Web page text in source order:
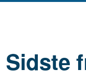
Sidste